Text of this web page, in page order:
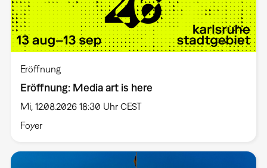
Eröffnung
Eröffnung: Media art is here
Mi, 12.08.2026 18:30 Uhr CEST
Foyer